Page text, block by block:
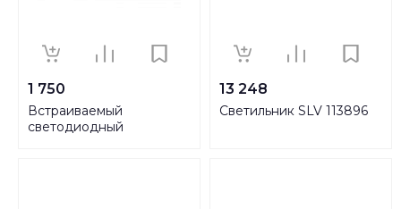
1 750
Встраиваемый
светодиодный
13 248
Светильник SLV 113896